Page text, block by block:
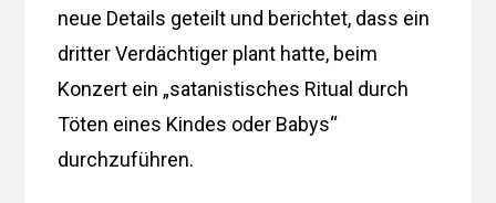
neue Details geteilt und berichtet, dass ein
dritter Verdächtiger plant hatte, beim
Konzert ein „satanistisches Ritual durch
Töten eines Kindes oder Babys“
durchzuführen.